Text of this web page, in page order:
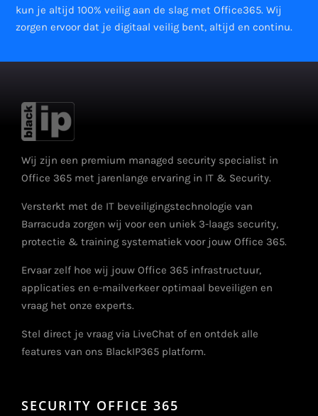
kun je altijd 100% veilig aan de slag met Office365. Wij
zorgen ervoor dat je digitaal veilig bent, altijd en continu.
Wij zijn een premium managed security specialist in
Office 365 met jarenlange ervaring in IT & Security.
Versterkt met de IT beveiligingstechnologie van
Barracuda zorgen wij voor een uniek 3-laags security,
protectie & training systematiek voor jouw Office 365.
Ervaar zelf hoe wij jouw Office 365 infrastructuur,
applicaties en e-mailverkeer optimaal beveiligen en
vraag het onze experts.
Stel direct je vraag via LiveChat of en ontdek alle
features van ons BlackIP365 platform.
SECURITY OFFICE 365